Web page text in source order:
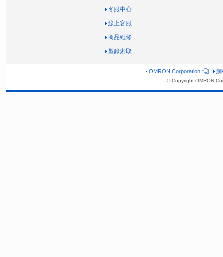
客服中心
線上客服
商品維修
型錄索取
OMRON Corporation 網
© Copyright OMRON